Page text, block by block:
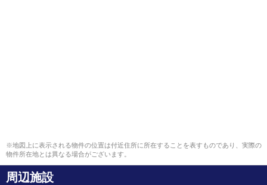
※地図上に表示される物件の位置は付近住所に所在することを表すものであり、実際の
物件所在地とは異なる場合がございます。
周辺施設